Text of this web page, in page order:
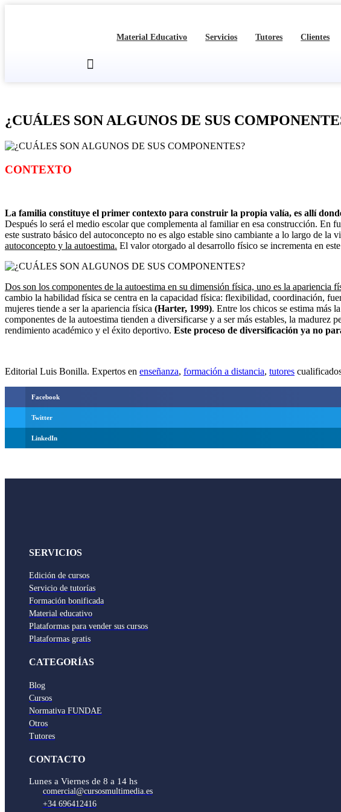
Material Educativo Servicios Tutores Clientes
¿CUÁLES SON ALGUNOS DE SUS
CONTEXTO
La familia constituye el primer contexto para construir la propia valía, es allí
Después lo será el medio escolar que complementa al familiar en esa construcción. En
este sustrato básico del autoconcepto no es algo estable sino cambiante a lo largo de la
autoconcepto y la autoestima. El valor otorgado al desarrollo físico se incrementa en
Dos son los componentes de la autoestima en su dimensión física, uno es la apariencia
cambio la habilidad física se centra en la capacidad física: flexibilidad, coordinación,
mujeres tiende a ser la apariencia física (Harter, 1999). Entre los chicos se estima más
componentes de la autoestima tienden a diversificarse y a ser más estables, la
rendimiento académico y el éxito deportivo. Este proceso de diversificación ya no
Editorial Luis Bonilla. Expertos en enseñanza, formación a distancia, tutores
Facebook
Twitter
LinkedIn
SERVICIOS
Edición de cursos
Servicio de tutorías
Formación bonificada
Material educativo
Plataformas para vender sus cursos
Plataformas gratis
CATEGORÍAS
Blog
Cursos
Normativa FUNDAE
Otros
Tutores
CONTACTO
Lunes a Viernes de 8 a 14 hs
comercial@cursosmultimedia.es
+34 696412416